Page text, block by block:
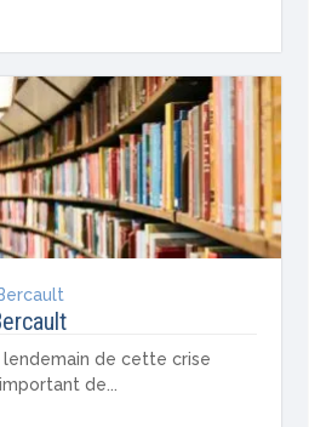
de cette crise
de...